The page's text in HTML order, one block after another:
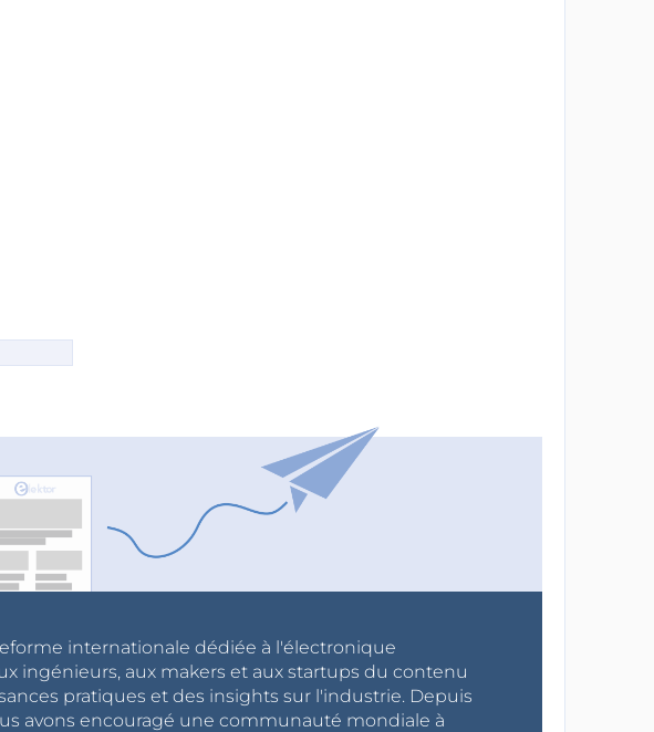
internationale dédiée à l'électronique
ingénieurs, aux makers et aux startups du contenu
pratiques et des insights sur l'industrie. Depuis
avons encouragé une communauté mondiale à